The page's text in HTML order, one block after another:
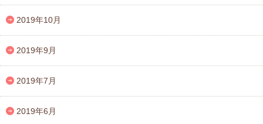
2019年10月
2019年9月
2019年7月
2019年6月